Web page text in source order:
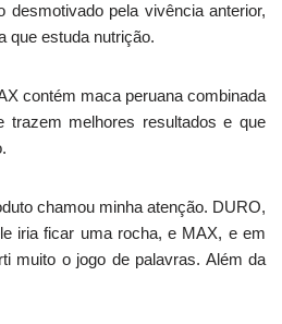
desmotivado pela vivência anterior,
que estuda nutrição.
contém maca peruana combinada
trazem melhores resultados e que
chamou minha atenção. DURO,
iria ficar uma rocha, e MAX, e em
muito o jogo de palavras. Além da